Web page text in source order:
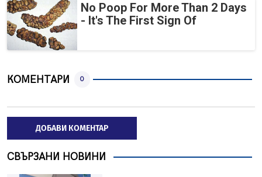
No Poop For More Than 2 Days
- It's The First Sign Of
КОМЕНТАРИ 0
ДОБАВИ КОМЕНТАР
СВЪРЗАНИ НОВИНИ